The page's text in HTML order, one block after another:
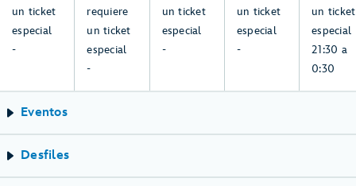
un ticket
especial
2,
agosto
-
requiere
un ticket
especial
lunes,
3,
agosto
-
un ticket
especial
4,
agosto
-
un ticket
especial
5,
agosto
-
un ticket
especial
0:30,
jueves,
6,
agosto
21:30 a
0:30
Eventos
Desfiles